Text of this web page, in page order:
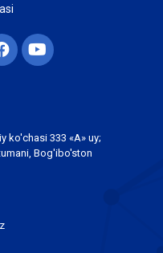
ko'chasi 333 «А» uy;
Bog'ibo'ston